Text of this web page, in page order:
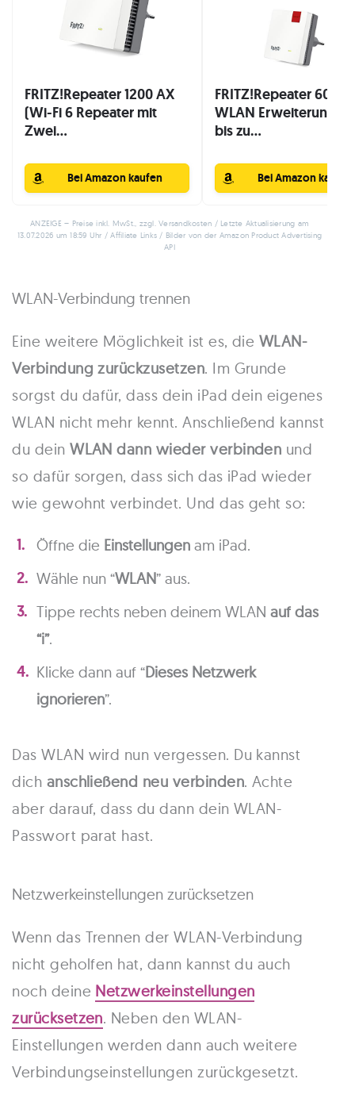
FRITZ!Repeater 1200 AX
(Wi-Fi 6 Repeater mit
Zwei...
Bei Amazon kaufen
FRITZ!Repeater 600 |
WLAN Erweiterung
bis zu...
Bei Amazon kaufen
ANZEIGE – Preise inkl. MwSt., zzgl. Versandkosten / Letzte Aktualisierung am
13.07.2026 um 18:59 Uhr / Affiliate Links / Bilder von der Amazon Product Advertising
API
WLAN-Verbindung trennen
Eine weitere Möglichkeit ist es, die WLAN-
Verbindung zurückzusetzen. Im Grunde
sorgst du dafür, dass dein iPad dein eigenes
WLAN nicht mehr kennt. Anschließend kannst
du deinWLAN dann wieder verbinden und
so dafür sorgen, dass sich das iPad wieder
wie gewohnt verbindet. Und das geht so:
Öffne die Einstellungen am iPad.
Wähle nun “WLAN” aus.
Tippe rechts neben deinem WLANauf das
“i”.
Klicke dann auf “Dieses Netzwerk
ignorieren”.
Das WLAN wird nun vergessen. Du kannst
dich anschließend neu verbinden. Achte
aber darauf, dass du dann dein WLAN-
Passwort parat hast.
Netzwerkeinstellungen zurücksetzen
Wenn das Trennen der WLAN-Verbindung
nicht geholfen hat, dann kannst du auch
noch deine Netzwerkeinstellungen
zurücksetzen. Neben den WLAN-
Einstellungen werden dann auch weitere
Verbindungseinstellungen zurückgesetzt.